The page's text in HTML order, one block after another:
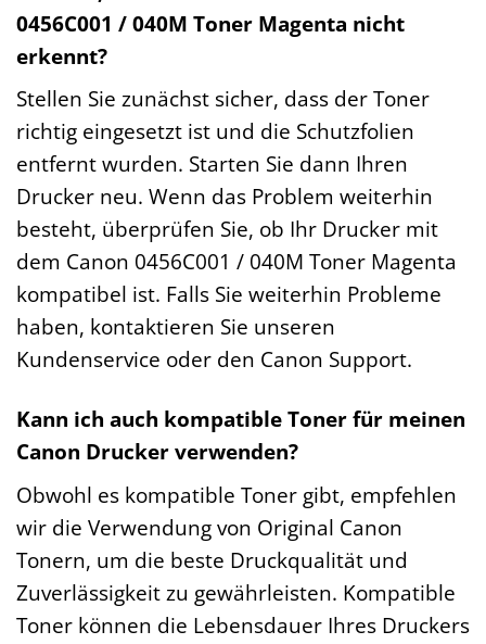
0456C001 / 040M Toner Magenta nicht
erkennt?
Stellen Sie zunächst sicher, dass der Toner
richtig eingesetzt ist und die Schutzfolien
entfernt wurden. Starten Sie dann Ihren
Drucker neu. Wenn das Problem weiterhin
besteht, überprüfen Sie, ob Ihr Drucker mit
dem Canon 0456C001 / 040M Toner Magenta
kompatibel ist. Falls Sie weiterhin Probleme
haben, kontaktieren Sie unseren
Kundenservice oder den Canon Support.
Kann ich auch kompatible Toner für meinen
Canon Drucker verwenden?
Obwohl es kompatible Toner gibt, empfehlen
wir die Verwendung von Original Canon
Tonern, um die beste Druckqualität und
Zuverlässigkeit zu gewährleisten. Kompatible
Toner können die Lebensdauer Ihres Druckers